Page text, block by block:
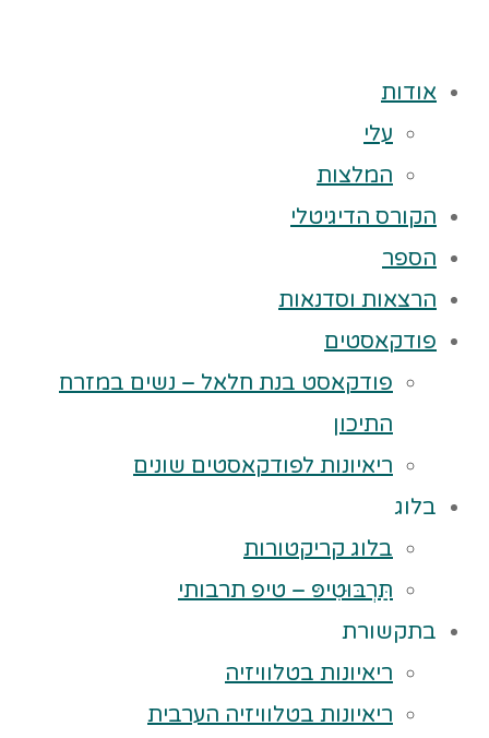
אודות
עלי
המלצות
הקורס הדיגיטלי
הספר
הרצאות וסדנאות
פודקאסטים
פודקאסט בנת חלאל – נשים במזרח
התיכון
ריאיונות לפודקאסטים שונים
בלוג
בלוג קריקטורות
תַּרְבּוּטִיפּ – טיפ תרבותי
בתקשורת
ריאיונות בטלוויזיה
ריאיונות בטלוויזיה הערבית